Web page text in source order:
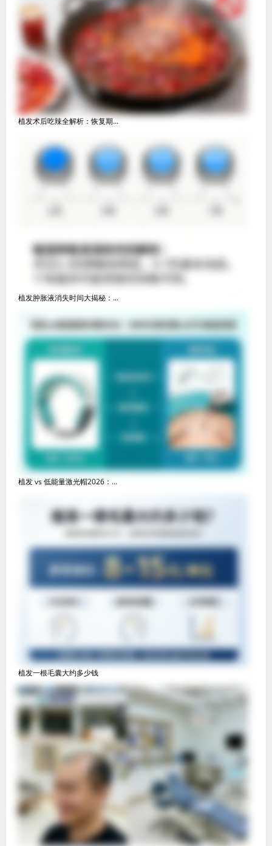
植发术后吃辣全解析：恢复期...
植发肿胀液消失时间大揭秘：...
植发 vs 低能量激光帽2026：...
植发一根毛囊大约多少钱